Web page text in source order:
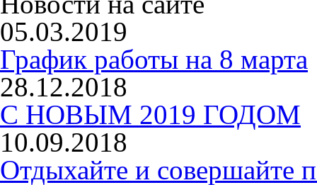
05.03.2019
График работы на 8 марта
28.12.2018
С НОВЫМ 2019 ГОДОМ
10.09.2018
Отдыхайте и совершайте